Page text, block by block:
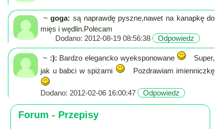
~goga:są naprawdę pyszne,nawet na kanapkę do
mięs i wędlin.Polecam
Dodano: 2012-08-19 08:56:38
Odpowiedz
~ :): Bardzo elegancko wyeksponowane
Super,
jak u babci w spiżarni
Pozdrawiam imienniczkę
Dodano: 2012-02-06 16:00:47 Odpowiedz
Forum - Przepisy